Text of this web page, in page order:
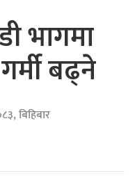
भागमा
बढ्ने
बिहिबार